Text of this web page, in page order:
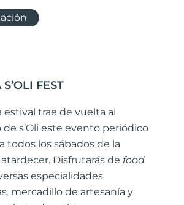
FEST
estival trae de vuelta al
de s’Oli este evento periódico
todos los sábados de la
Disfrutarás de food
especialidades
, mercadillo de artesanía y